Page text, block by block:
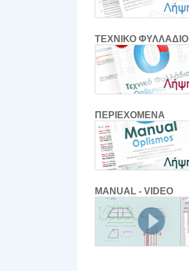
ΤΕΧΝΙΚΟ ΦΥΛΛΑΔΙΟ
ΠΕΡΙΕΧΟΜΕΝΑ
MANUAL - VIDEO